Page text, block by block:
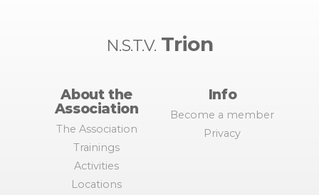
N.S.T.V. Trion
About the
Association
The Association
Trainings
Activities
Locations
Info
Become a member
Privacy